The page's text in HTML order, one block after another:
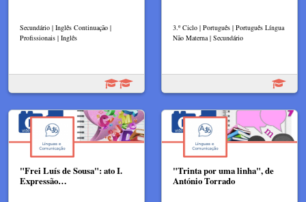
Secundário | Inglês Continuação |
Profissionais | Inglês
3.º Ciclo | Português | Português Língua
Não Materna | Secundário
"Frei Luís de Sousa": ato I.
Expressão…
"Trinta por uma linha", de
António Torrado